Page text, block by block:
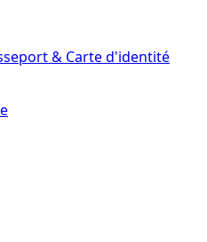
& Carte d'identité